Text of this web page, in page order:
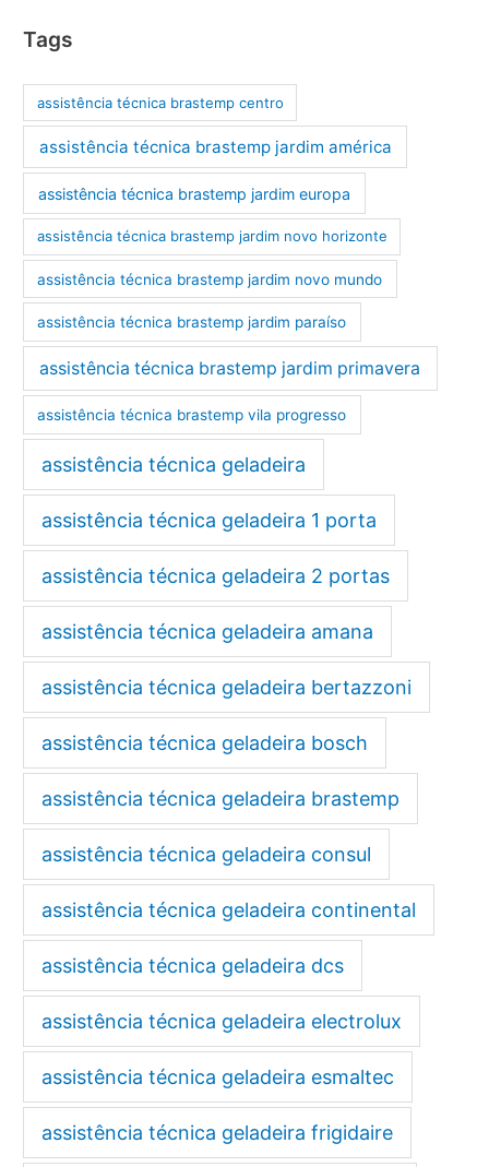
Tags
assistência técnica brastemp centro
assistência técnica brastemp jardim américa
assistência técnica brastemp jardim europa
assistência técnica brastemp jardim novo horizonte
assistência técnica brastemp jardim novo mundo
assistência técnica brastemp jardim paraíso
assistência técnica brastemp jardim primavera
assistência técnica brastemp vila progresso
assistência técnica geladeira
assistência técnica geladeira 1 porta
assistência técnica geladeira 2 portas
assistência técnica geladeira amana
assistência técnica geladeira bertazzoni
assistência técnica geladeira bosch
assistência técnica geladeira brastemp
assistência técnica geladeira consul
assistência técnica geladeira continental
assistência técnica geladeira dcs
assistência técnica geladeira electrolux
assistência técnica geladeira esmaltec
assistência técnica geladeira frigidaire